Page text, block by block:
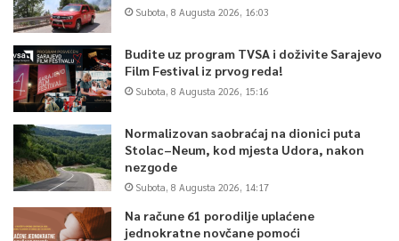
Subota, 8 Augusta 2026, 16:03
Budite uz program TVSA i doživite Sarajevo
Film Festival iz prvog reda!
Subota, 8 Augusta 2026, 15:16
Normalizovan saobraćaj na dionici puta
Stolac–Neum, kod mjesta Udora, nakon
nezgode
Subota, 8 Augusta 2026, 14:17
Na račune 61 porodilje uplaćene
jednokratne novčane pomoći